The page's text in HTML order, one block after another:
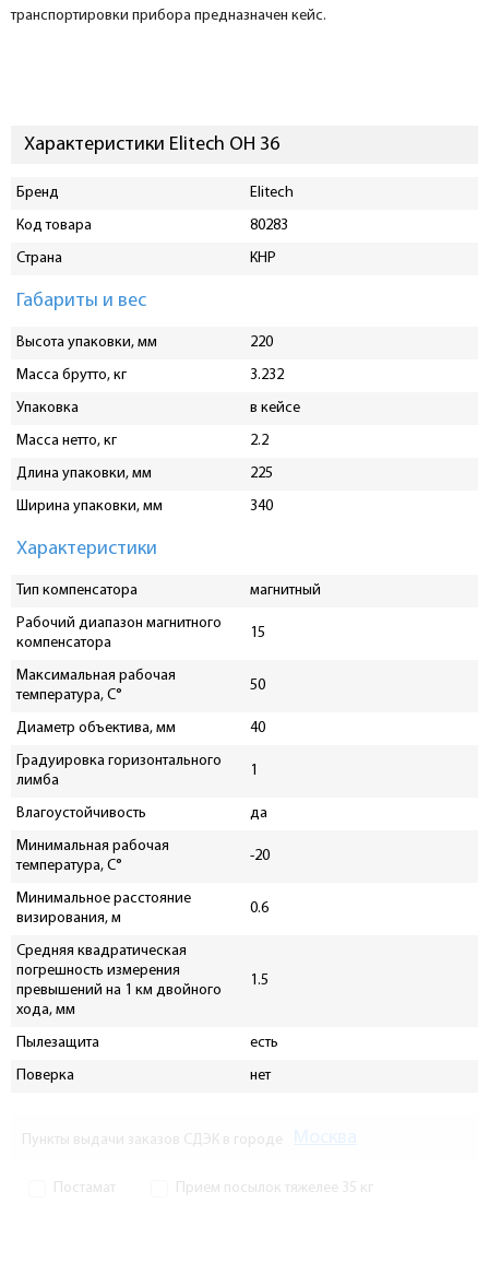
транспортировки прибора предназначен кейс.
Характеристики Elitech ОН 36
Бренд
Elitech
Код товара
80283
Страна
КНР
Габариты и вес
Высота упаковки, мм
220
Масса брутто, кг
3.232
Упаковка
в кейсе
Масса нетто, кг
2.2
Длина упаковки, мм
225
Ширина упаковки, мм
340
Характеристики
Тип компенсатора
магнитный
Рабочий диапазон магнитного
компенсатора
15
Максимальная рабочая
температура, С°
50
Диаметр объектива, мм
40
Градуировка горизонтального
лимба
1
Влагоустойчивость
да
Минимальная рабочая
температура, C°
-20
Минимальное расстояние
визирования, м
0.6
Средняя квадратическая
погрешность измерения
превышений на 1 км двойного
хода, мм
1.5
Пылезащита
есть
Поверка
нет
Пункты выдачи заказов СДЭК в городе
Постамат Прием посылок тяжелее 35 кг